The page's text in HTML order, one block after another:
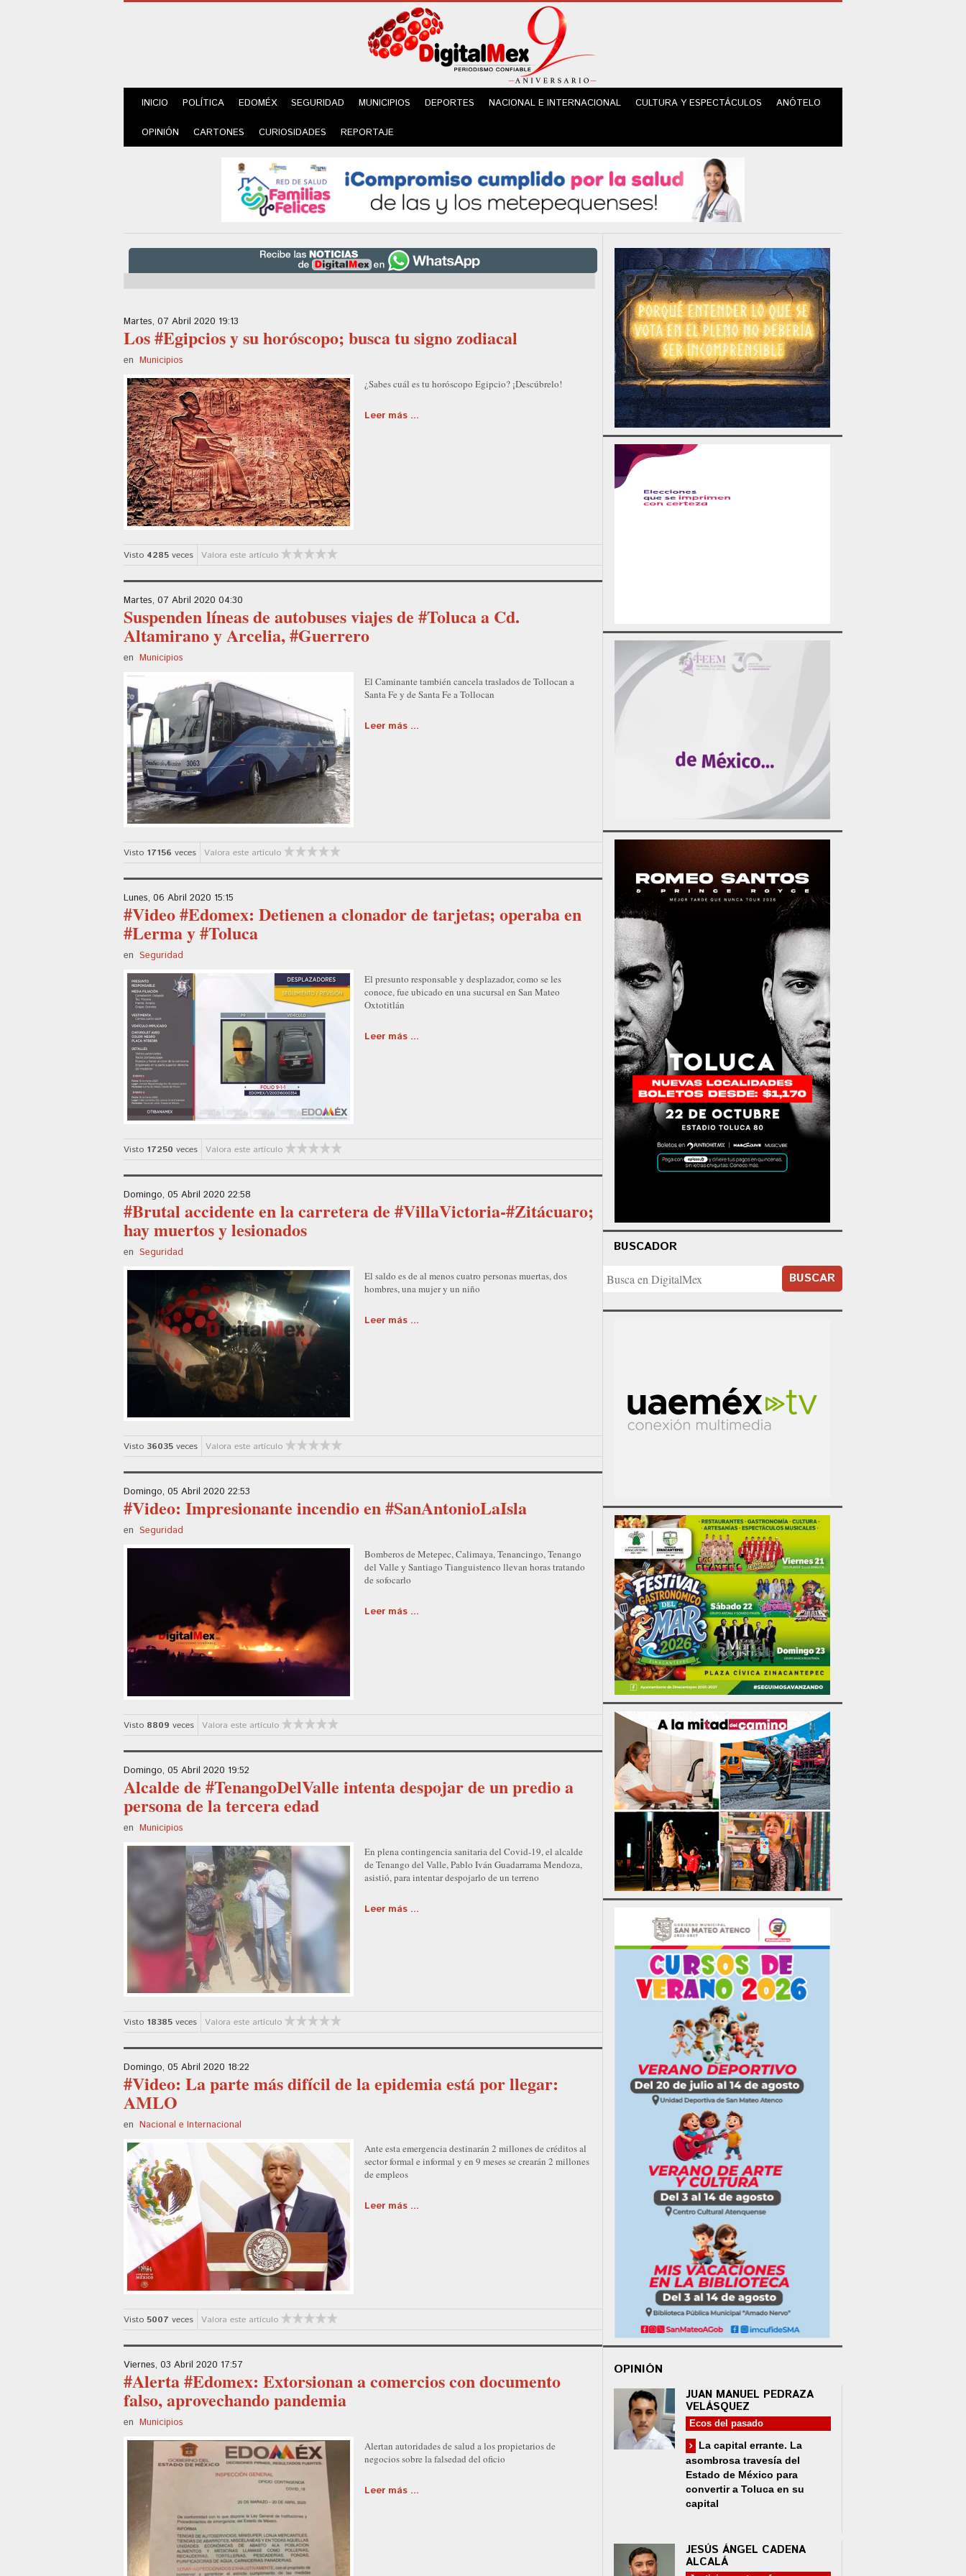
INICIO POLÍTICA EDOMÉX SEGURIDAD MUNICIPIOS DEPORTES NACIONAL E INTERNACIONAL CULTURA Y ESPECTÁCULOS ANÓTELO
OPINIÓN CARTONES CURIOSIDADES REPORTAJE
Martes, 07 Abril 2020 19:13
Los #Egipcios y su horóscopo; busca tu signo zodiacal
en Municipios
¿Sabes cuál es tu horóscopo Egipcio? ¡Descúbrelo!
Leer más ...
Visto 4285 veces Valora este artículo
Martes, 07 Abril 2020 04:30
Suspenden líneas de autobuses viajes de #Toluca a Cd.
Altamirano y Arcelia, #Guerrero
en Municipios
El Caminante también cancela traslados de Tollocan a
Santa Fe y de Santa Fe a Tollocan
Leer más ...
Visto 17156 veces Valora este artículo
Lunes, 06 Abril 2020 15:15
#Video #Edomex: Detienen a clonador de tarjetas; operaba en
#Lerma y #Toluca
en Seguridad
El presunto responsable y desplazador, como se les
conoce, fue ubicado en una sucursal en San Mateo
Oxtotitlán
Leer más ...
Visto 17250 veces Valora este artículo
Domingo, 05 Abril 2020 22:58
#Brutal accidente en la carretera de #VillaVictoria-#Zitácuaro;
hay muertos y lesionados
en Seguridad
El saldo es de al menos cuatro personas muertas, dos
hombres, una mujer y un niño
Leer más ...
Visto 36035 veces Valora este artículo
Domingo, 05 Abril 2020 22:53
#Video: Impresionante incendio en #SanAntonioLaIsla
en Seguridad
Bomberos de Metepec, Calimaya, Tenancingo, Tenango
del Valle y Santiago Tianguistenco llevan horas tratando
de sofocarlo
Leer más ...
Visto 8809 veces Valora este artículo
Domingo, 05 Abril 2020 19:52
Alcalde de #TenangoDelValle intenta despojar de un predio a
persona de la tercera edad
en Municipios
En plena contingencia sanitaria del Covid-19, el alcalde
de Tenango del Valle, Pablo Iván Guadarrama Mendoza,
asistió, para intentar despojarlo de un terreno
Leer más ...
Visto 18385 veces Valora este artículo
Domingo, 05 Abril 2020 18:22
#Video: La parte más difícil de la epidemia está por llegar:
AMLO
en Nacional e Internacional
Ante esta emergencia destinarán 2 millones de créditos al
sector formal e informal y en 9 meses se crearán 2 millones
de empleos
Leer más ...
Visto 5007 veces Valora este artículo
Viernes, 03 Abril 2020 17:57
#Alerta #Edomex: Extorsionan a comercios con documento
falso, aprovechando pandemia
en Municipios
Alertan autoridades de salud a los propietarios de
negocios sobre la falsedad del oficio
Leer más ...
BUSCADOR
BUSCAR
OPINIÓN
JUAN MANUEL PEDRAZA
VELÁSQUEZ
Ecos del pasado
La capital errante. La
asombrosa travesía del
Estado de México para
convertir a Toluca en su
capital
JESÚS ÁNGEL CADENA
ALCALÁ